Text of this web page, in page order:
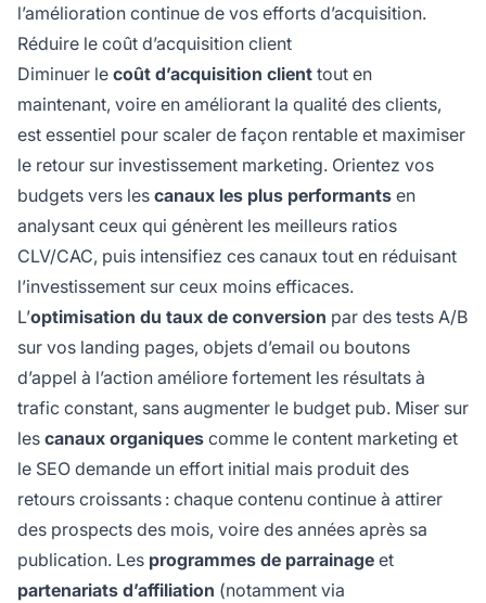
l’amélioration continue de vos efforts d’acquisition.
Réduire le coût d’acquisition client
Diminuer le coût d’acquisition client tout en
maintenant, voire en améliorant la qualité des clients,
est essentiel pour scaler de façon rentable et maximiser
le retour sur investissement marketing. Orientez vos
budgets vers les canaux les plus performants en
analysant ceux qui génèrent les meilleurs ratios
CLV/CAC, puis intensifiez ces canaux tout en réduisant
l’investissement sur ceux moins efficaces.
L’optimisation du taux de conversion par des tests A/B
sur vos landing pages, objets d’email ou boutons
d’appel à l’action améliore fortement les résultats à
trafic constant, sans augmenter le budget pub. Miser sur
les canaux organiques comme le content marketing et
le SEO demande un effort initial mais produit des
retours croissants : chaque contenu continue à attirer
des prospects des mois, voire des années après sa
publication. Les programmes de parrainage et
partenariats d’affiliation (notamment via